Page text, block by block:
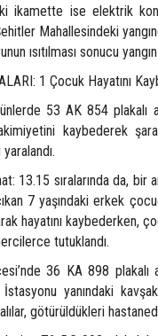
ikamette ise elektrik
Mahallesindeki
ısıtılması sonucu yangın
1 Çocuk Hayatını
53 AK 854 plakalı
kaybederek
13.15 sıralarında da,
7 yaşındaki erkek
hayatını kaybederken,
tutuklandı.
36 KA 898
yanındaki
götürüldükleri